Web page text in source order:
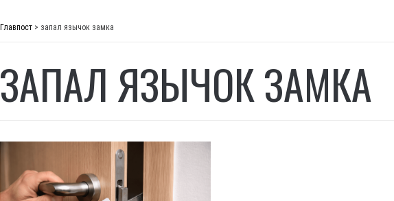
Главпост > запал язычок замка
ЗАПАЛ ЯЗЫЧОК ЗАМКА